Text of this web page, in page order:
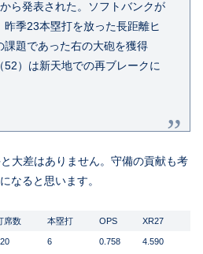
ら発表された。ソフトバンクが
季23本塁打を放った長距離ヒ
課題であった右の大砲を獲得
52）は新天地での再ブレークに
大差はありません。守備の貢献も考
なると思います。
席数 本塁打 OPS XR27
6 0.758 4.590